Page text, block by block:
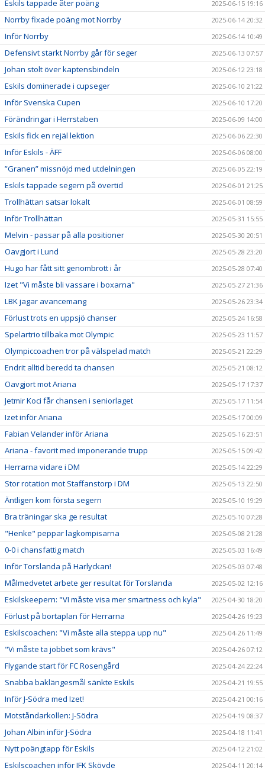
Eskils tappade åter poäng 2025-06-15 19:16
Norrby fixade poäng mot Norrby 2025-06-14 20:32
Inför Norrby 2025-06-14 10:49
Defensivt starkt Norrby går för seger 2025-06-13 07:57
Johan stolt över kaptensbindeln 2025-06-12 23:18
Eskils dominerade i cupseger 2025-06-10 21:22
Inför Svenska Cupen 2025-06-10 17:20
Förändringar i Herrstaben 2025-06-09 14:00
Eskils fick en rejäl lektion 2025-06-06 22:30
Inför Eskils - ÄFF 2025-06-06 08:00
”Granen” missnöjd med utdelningen 2025-06-05 22:19
Eskils tappade segern på övertid 2025-06-01 21:25
Trollhättan satsar lokalt 2025-06-01 08:59
Inför Trollhättan 2025-05-31 15:55
Melvin - passar på alla positioner 2025-05-30 20:51
Oavgjort i Lund 2025-05-28 23:20
Hugo har fått sitt genombrott i år 2025-05-28 07:40
Izet "Vi måste bli vassare i boxarna" 2025-05-27 21:36
LBK jagar avancemang 2025-05-26 23:34
Förlust trots en uppsjö chanser 2025-05-24 16:58
Spelartrio tillbaka mot Olympic 2025-05-23 11:57
Olympiccoachen tror på välspelad match 2025-05-21 22:29
Endrit alltid beredd ta chansen 2025-05-21 08:12
Oavgjort mot Ariana 2025-05-17 17:37
Jetmir Koci får chansen i seniorlaget 2025-05-17 11:54
Izet inför Ariana 2025-05-17 00:09
Fabian Velander inför Ariana 2025-05-16 23:51
Ariana - favorit med imponerande trupp 2025-05-15 09:42
Herrarna vidare i DM 2025-05-14 22:29
Stor rotation mot Staffanstorp i DM 2025-05-13 22:50
Äntligen kom första segern 2025-05-10 19:29
Bra träningar ska ge resultat 2025-05-10 07:28
"Henke" peppar lagkompisarna 2025-05-08 21:28
0-0 i chansfattig match 2025-05-03 16:49
Inför Torslanda på Harlyckan! 2025-05-03 07:48
Målmedvetet arbete ger resultat för Torslanda 2025-05-02 12:16
Eskilskeepern: "VI måste visa mer smartness och kyla" 2025-04-30 18:20
Förlust på bortaplan för Herrarna 2025-04-26 19:23
Eskilscoachen: "Vi måste alla steppa upp nu" 2025-04-26 11:49
"Vi måste ta jobbet som krävs" 2025-04-26 07:12
Flygande start för FC Rosengård 2025-04-24 22:24
Snabba baklängesmål sänkte Eskils 2025-04-21 19:55
Inför J-Södra med Izet! 2025-04-21 00:16
Motståndarkollen: J-Södra 2025-04-19 08:37
Johan Albin inför J-Södra 2025-04-18 11:41
Nytt poängtapp för Eskils 2025-04-12 21:02
Eskilscoachen inför IFK Skövde 2025-04-11 20:14